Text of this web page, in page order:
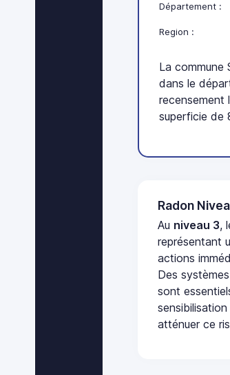
Département :
Region :
La commune
dans le
recensement
superficie de
Radon
Au niveau 3,
représentant
actions
Des
sont
atténuer ce